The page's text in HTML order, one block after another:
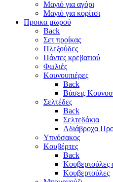
Μαγιό για αγόρι
Μαγιό για κορίτσι
Προικα μωρού
Back
Σετ προίκας
Πλεξούδες
Πάντες κρεβατιού
Φωλιές
Κουνουπιέρες
Back
Βάσεις
Σελτέδες
Back
Σελτεδάκια
Αδιάβροχα
Υπνόσακος
Κουβέρτες
Back
Κουβερτούλες
Κουβερτούλες